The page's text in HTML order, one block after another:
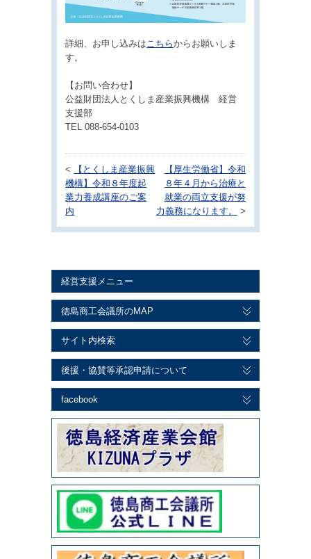
詳細、お申し込みは こちらからお願いしま
す。
【お問い合わせ】
公益財団法人とくしま産業振興機構 経営
支援部
TEL 088-654-0103
<
【とくしま産業振興
機構】令和８年度起
業力養成講座のご案
内
【厚生労働省】令和
８年４月から治療と
就業の両立支援が努
力義務になります。
>
経営支援メニュー
徳島商工会議所のMAP
サイト内検索
後援・協賛等承認申請について
facebook